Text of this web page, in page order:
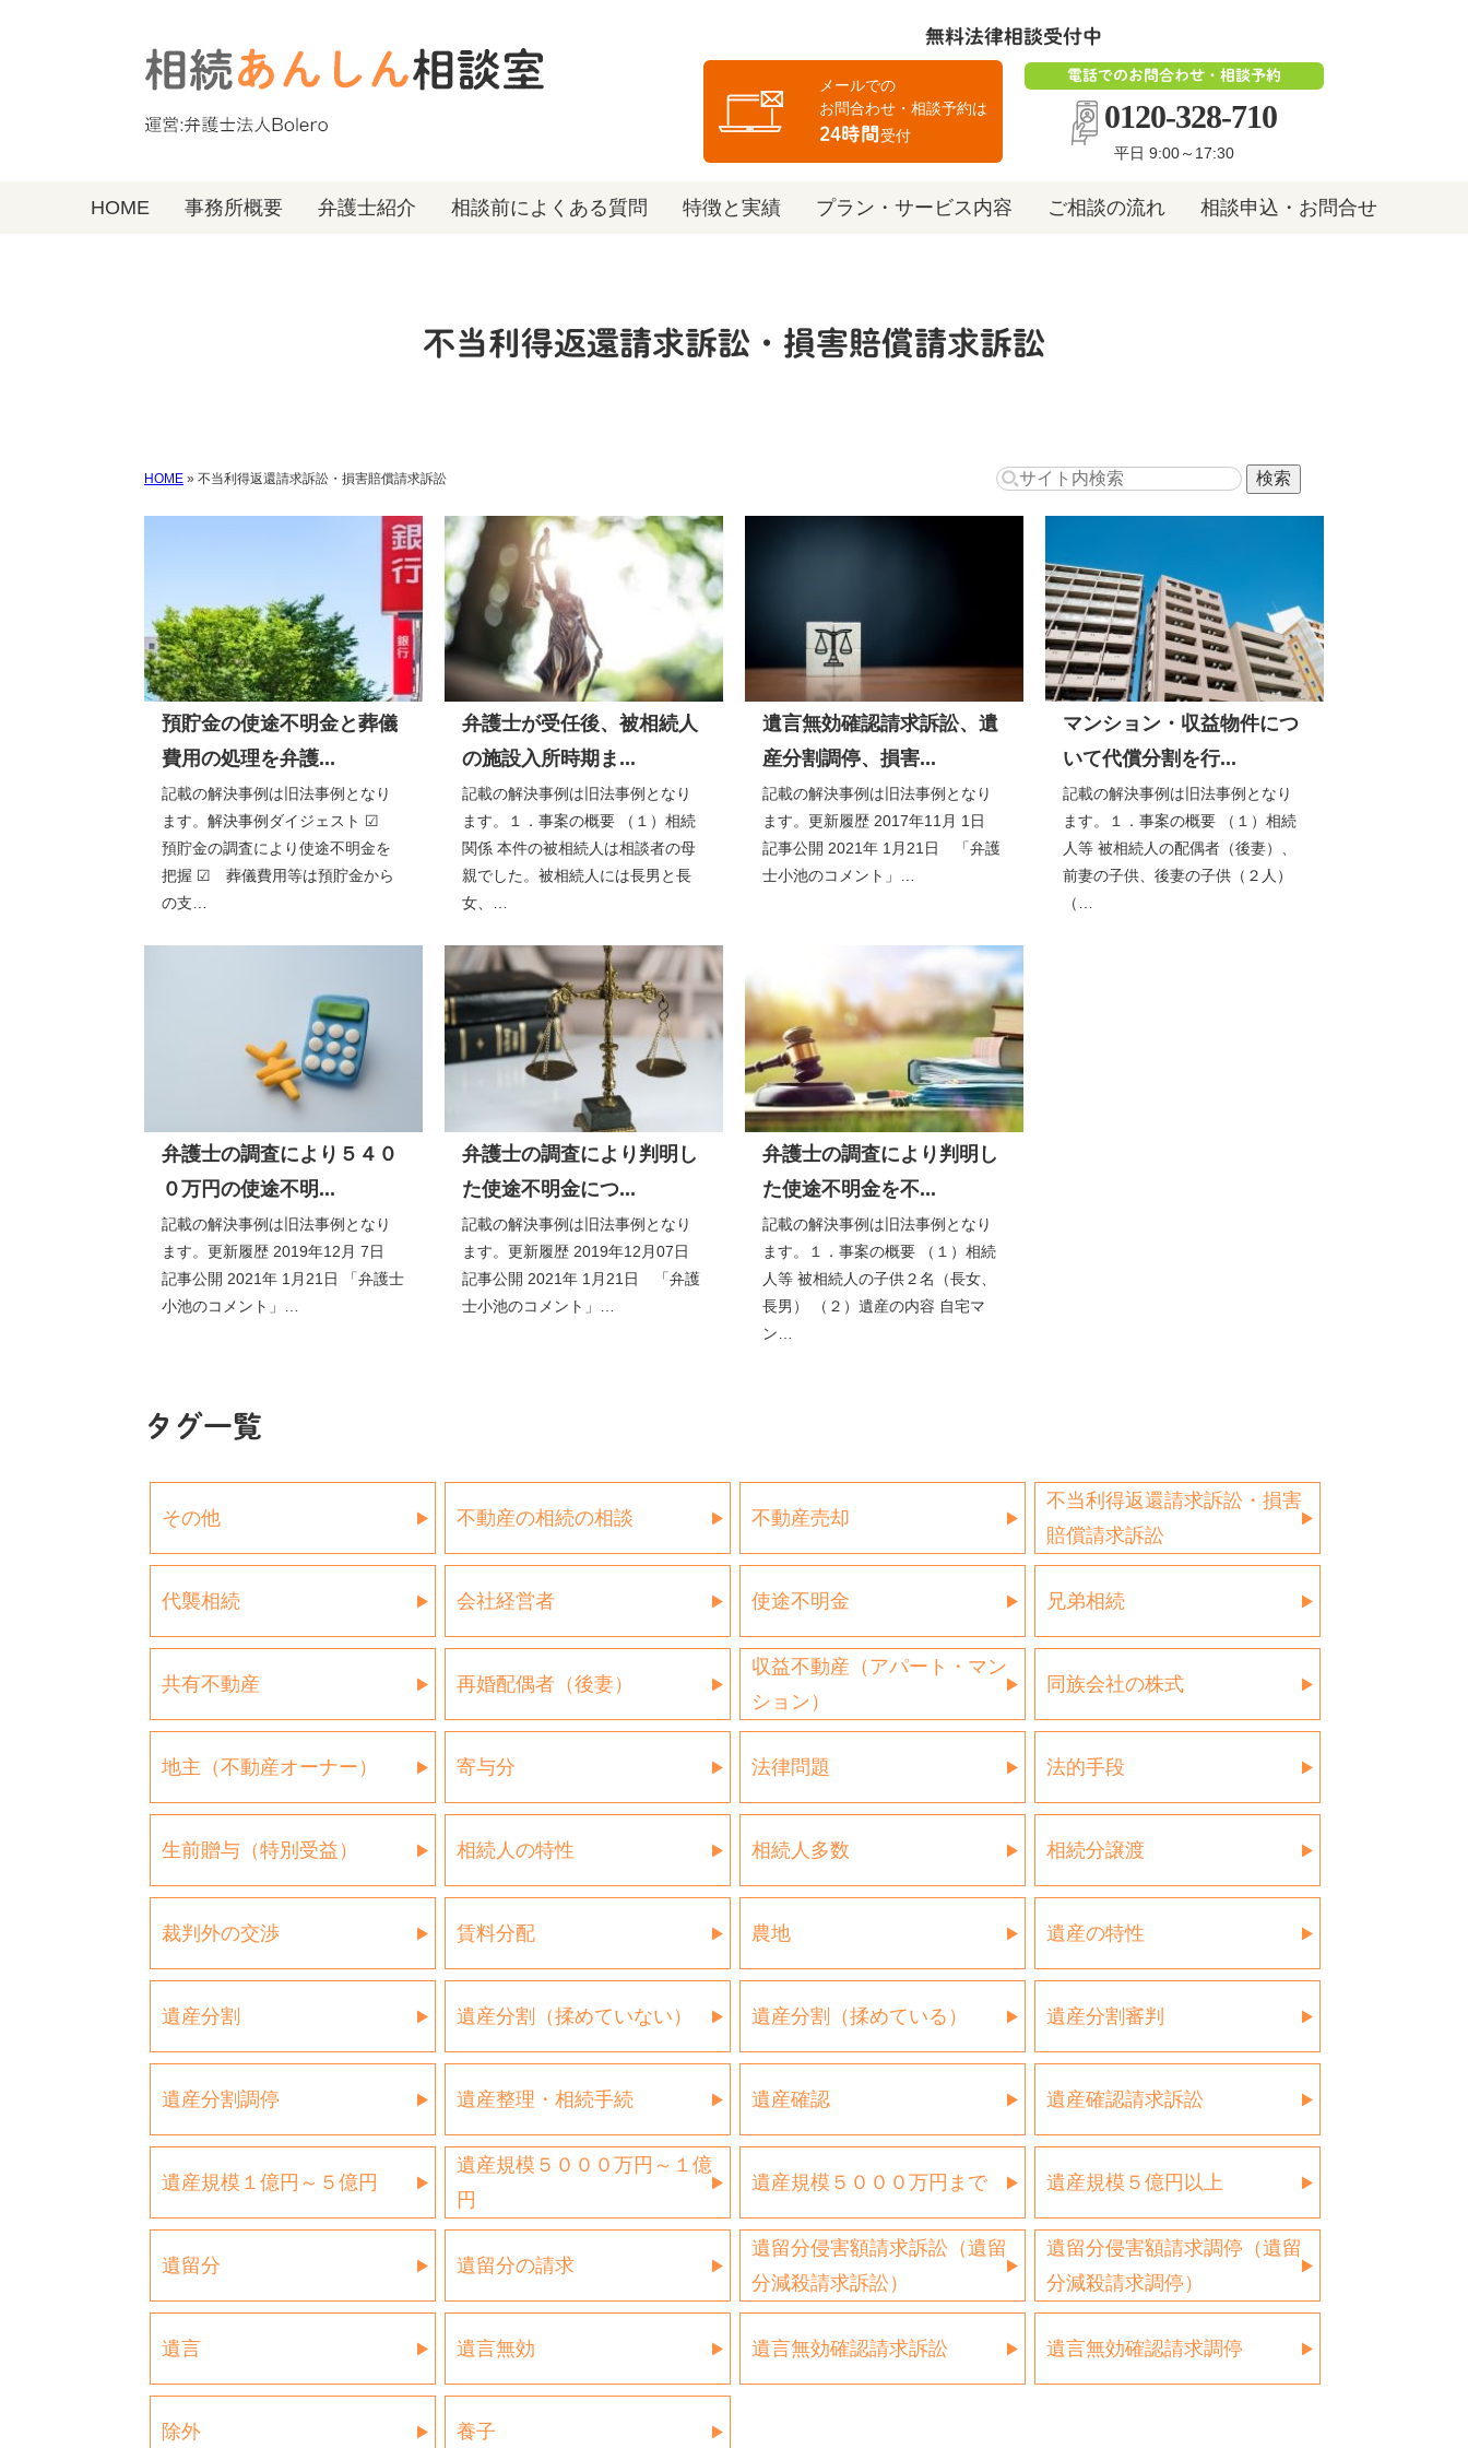
無料法律相談受付中
メールでの
お問合わせ・相談予約は
24時間受付
電話でのお問合わせ・相談予約
0120-328-710
平日 9:00～17:30
HOME 事務所概要 弁護士紹介 相談前によくある質問 特徴と実績 プラン・サービス内容 ご相談の流れ 相談申込・お問合せ
不当利得返還請求訴訟・損害賠償請求訴訟
HOME » 不当利得返還請求訴訟・損害賠償請求訴訟
預貯金の使途不明金と葬儀
費用の処理を弁護...
記載の解決事例は旧法事例となり
ます。解決事例ダイジェスト ☑
預貯金の調査により使途不明金を
把握 ☑ 葬儀費用等は預貯金から
の支…
弁護士が受任後、被相続人
の施設入所時期ま...
記載の解決事例は旧法事例となり
ます。１．事案の概要 （１）相続
関係 本件の被相続人は相談者の母
親でした。被相続人には長男と長
女、…
遺言無効確認請求訴訟、遺
産分割調停、損害...
記載の解決事例は旧法事例となり
ます。更新履歴 2017年11月 1日
記事公開 2021年 1月21日 「弁護
士小池のコメント」…
マンション・収益物件につ
いて代償分割を行...
記載の解決事例は旧法事例となり
ます。１．事案の概要 （１）相続
人等 被相続人の配偶者（後妻）、
前妻の子供、後妻の子供（２人）
（…
弁護士の調査により５４０
０万円の使途不明...
記載の解決事例は旧法事例となり
ます。更新履歴 2019年12月 7日
記事公開 2021年 1月21日 「弁護士
小池のコメント」…
弁護士の調査により判明し
た使途不明金につ...
記載の解決事例は旧法事例となり
ます。更新履歴 2019年12月07日
記事公開 2021年 1月21日 「弁護
士小池のコメント」…
弁護士の調査により判明し
た使途不明金を不...
記載の解決事例は旧法事例となり
ます。１．事案の概要 （１）相続
人等 被相続人の子供２名（長女、
長男） （２）遺産の内容 自宅マ
ン…
タグ一覧
その他 不動産の相続の相談 不動産売却
不当利得返還請求訴訟・損害
賠償請求訴訟
代襲相続 会社経営者 使途不明金 兄弟相続
共有不動産 再婚配偶者（後妻）
収益不動産（アパート・マン
ション）
同族会社の株式
地主（不動産オーナー） 寄与分 法律問題 法的手段
生前贈与（特別受益） 相続人の特性 相続人多数 相続分譲渡
裁判外の交渉 賃料分配 農地 遺産の特性
遺産分割 遺産分割（揉めていない） 遺産分割（揉めている） 遺産分割審判
遺産分割調停 遺産整理・相続手続 遺産確認 遺産確認請求訴訟
遺産規模１億円～５億円
遺産規模５０００万円～１億
円
遺産規模５０００万円まで 遺産規模５億円以上
遺留分 遺留分の請求
遺留分侵害額請求訴訟（遺留
分減殺請求訴訟）
遺留分侵害額請求調停（遺留
分減殺請求調停）
遺言 遺言無効 遺言無効確認請求訴訟 遺言無効確認請求調停
除外 養子